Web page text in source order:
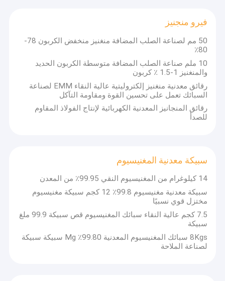
الصفحة الرئيسية
عرض الواقع الافتراضي
اتصل بنا
أخبار
حالات
فيرو منجنيز
50 مم لصناعة الصلب المضافة منغنيز منخفض الكربون 78-
80٪
10 ملم صناعة الصلب المضافة متوسطة الكربون الحديد
والمنغنيز 1-1.5 ٪ كربون
رقائق معدنية منغنيز إلكتروليتية عالية النقاء EMM لصناعة
السبائك تعمل على تحسين القوة ومقاومة التآكل
رقائق المنجانيز المعدنية الكهربائية لإنتاج الفولاذ المقاوم
للصدأ
سبيكة معدنية المغنيسيوم
14 كيلوغرام من المغنيسيوم النقي 99.95٪ من المعدن
سبيكة معدنية مغنيسيوم 99.8٪ 12 كجم سبيكة مغنيسيوم
مختزل قوي نسبيًا
7.5 كجم عالية النقاء سبائك المغنيسيوم قص سبيكة 99.9 ملغ
سبيكة
8Kgs سبائك المغنيسيوم المعدنية 99.80٪ Mg سبيكة سبيكة
لصناعة الملاحة
تشينآن هي شركة متخصصة في المنتجات المعدنية والحرارية ، وتدمج
الإنتاج والمعالجة والمبيعات وتصدير الواردات.
نحن نركز على بناء فريق متخصص من جميع أنحاء العالمنحن ملتزمون
بتوفير حلول كاملة من خلال تقديم "الجودة والكمية المناسبة" لتلبية
العمليات الخاصة بعملائنا.
ألف متر مربعقاعدتين إنتاجيتين كبيرتين بما في ذلك المعادن المائية،
مختبرين رئيسيين ومركز اختبار مواد المعادن مع عشرات الباحثين الكبار.